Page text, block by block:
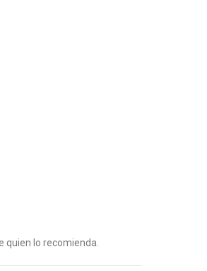
quien lo recomienda.